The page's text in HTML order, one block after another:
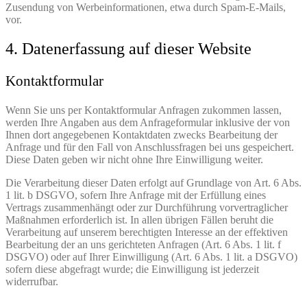
Zusendung von Werbeinformationen, etwa durch Spam-E-Mails,
vor.
4. Datenerfassung auf dieser Website
Kontaktformular
Wenn Sie uns per Kontaktformular Anfragen zukommen lassen,
werden Ihre Angaben aus dem Anfrageformular inklusive der von
Ihnen dort angegebenen Kontaktdaten zwecks Bearbeitung der
Anfrage und für den Fall von Anschlussfragen bei uns gespeichert.
Diese Daten geben wir nicht ohne Ihre Einwilligung weiter.
Die Verarbeitung dieser Daten erfolgt auf Grundlage von Art. 6 Abs.
1 lit. b DSGVO, sofern Ihre Anfrage mit der Erfüllung eines
Vertrags zusammenhängt oder zur Durchführung vorvertraglicher
Maßnahmen erforderlich ist. In allen übrigen Fällen beruht die
Verarbeitung auf unserem berechtigten Interesse an der effektiven
Bearbeitung der an uns gerichteten Anfragen (Art. 6 Abs. 1 lit. f
DSGVO) oder auf Ihrer Einwilligung (Art. 6 Abs. 1 lit. a DSGVO)
sofern diese abgefragt wurde; die Einwilligung ist jederzeit
widerrufbar.